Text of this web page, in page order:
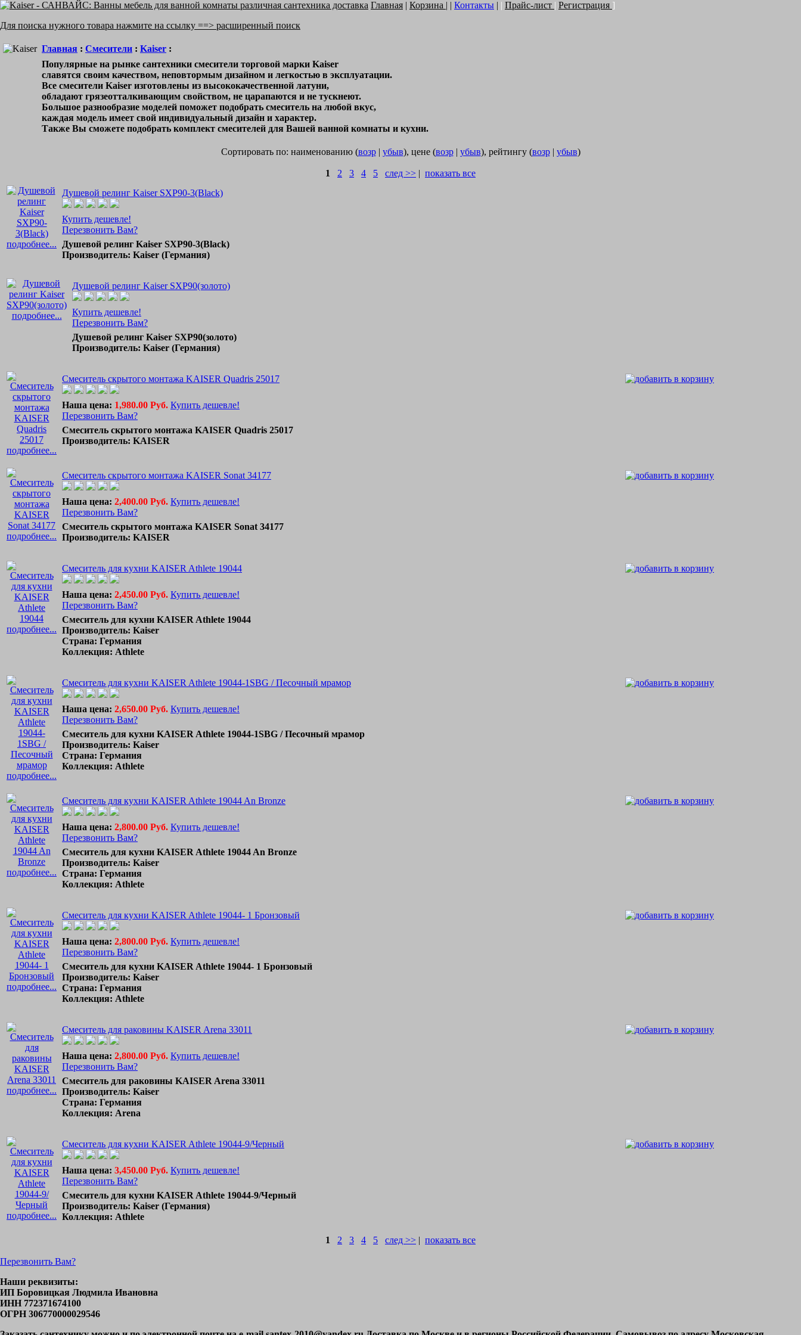
Главная | Корзина | | Контакты | | Прайс-лист | Регистрация ]
Для поиска нужного товара нажмите на ссылку ==> расширенный поиск
Главная : Смесители : Kaiser :
Популярные на рынке сантехники смесители торговой марки Kaiser
славятся своим качеством, неповтормым дизайном и легкостью в эксплуатации.
Все смесители Kaiser изготовлены из высококачественной латуни,
обладают грязеотталкивающим свойством, не царапаются и не тускнеют.
Большое разнообразие моделей поможет подобрать смеситель на любой вкус,
каждая модель имеет свой индивидуальный дизайн и характер.
Также Вы сможете подобрать комплект смесителей для Вашей ванной комнаты и кухни.
Сортировать по: наименованию (возр| убыв), цене (возр| убыв), рейтингу (возр| убыв)
1 2 3 4 5 след >> | показать все
подробнее...
Душевой релинг Kaiser SXP90-3(Black)
Купить дешевле!
Перезвонить Вам?
Душевой релинг Kaiser SXP90-3(Black)
Производитель: Kaiser (Германия)
подробнее...
Душевой релинг Kaiser SXP90(золото)
Купить дешевле!
Перезвонить Вам?
Душевой релинг Kaiser SXP90(золото)
Производитель: Kaiser (Германия)
подробнее...
Смеситель скрытого монтажа KAISER Quadris 25017
Наша цена: 1,980.00 Руб. Купить дешевле!
Перезвонить Вам?
Смеситель скрытого монтажа KAISER Quadris 25017
Производитель: KAISER
подробнее...
Смеситель скрытого монтажа KAISER Sonat 34177
Наша цена: 2,400.00 Руб. Купить дешевле!
Перезвонить Вам?
Смеситель скрытого монтажа KAISER Sonat 34177
Производитель: KAISER
подробнее...
Смеситель для кухни KAISER Athlete 19044
Наша цена: 2,450.00 Руб. Купить дешевле!
Перезвонить Вам?
Смеситель для кухни KAISER Athlete 19044
Производитель: Kaiser
Страна: Германия
Коллекция: Athlete
подробнее...
Смеситель для кухни KAISER Athlete 19044-1SBG / Песочный мрамор
Наша цена: 2,650.00 Руб. Купить дешевле!
Перезвонить Вам?
Смеситель для кухни KAISER Athlete 19044-1SBG / Песочный мрамор
Производитель: Kaiser
Страна: Германия
Коллекция: Athlete
подробнее...
Смеситель для кухни KAISER Athlete 19044 An Bronze
Наша цена: 2,800.00 Руб. Купить дешевле!
Перезвонить Вам?
Смеситель для кухни KAISER Athlete 19044 An Bronze
Производитель: Kaiser
Страна: Германия
Коллекция: Athlete
подробнее...
Смеситель для кухни KAISER Athlete 19044- 1 Бронзовый
Наша цена: 2,800.00 Руб. Купить дешевле!
Перезвонить Вам?
Смеситель для кухни KAISER Athlete 19044- 1 Бронзовый
Производитель: Kaiser
Страна: Германия
Коллекция: Athlete
подробнее...
Смеситель для раковины KAISER Arena 33011
Наша цена: 2,800.00 Руб. Купить дешевле!
Перезвонить Вам?
Смеситель для раковины KAISER Arena 33011
Производитель: Kaiser
Страна: Германия
Коллекция: Arena
подробнее...
Смеситель для кухни KAISER Athlete 19044-9/Черный
Наша цена: 3,450.00 Руб. Купить дешевле!
Перезвонить Вам?
Смеситель для кухни KAISER Athlete 19044-9/Черный
Производитель: Kaiser (Германия)
Коллекция: Athlete
1 2 3 4 5 след >> | показать все
Перезвонить Вам?
Наши реквизиты:
ИП Боровицкая Людмила Ивановна
ИНН 772371674100
ОГРН 306770000029546